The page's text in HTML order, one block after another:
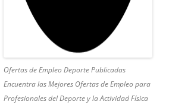
Ofertas de Empleo Deporte Publicadas
Encuentra las Mejores Ofertas de Empleo para
Profesionales del Deporte y la Actividad Física